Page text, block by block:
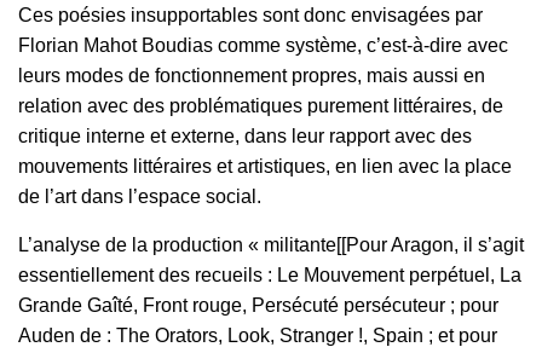
Ces poésies insupportables sont donc envisagées par
Florian Mahot Boudias comme système, c’est-à-dire avec
leurs modes de fonctionnement propres, mais aussi en
relation avec des problématiques purement littéraires, de
critique interne et externe, dans leur rapport avec des
mouvements littéraires et artistiques, en lien avec la place
de l’art dans l’espace social.
L’analyse de la production « militante[[Pour Aragon, il s’agit
essentiellement des recueils : Le Mouvement perpétuel, La
Grande Gaîté, Front rouge, Persécuté persécuteur ; pour
Auden de : The Orators, Look, Stranger !, Spain ; et pour